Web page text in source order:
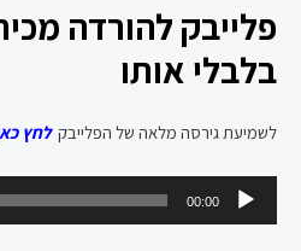
פלייבק להורדה
בלבלי אותו
לשמיעת גירסה מלאה של הפלייבק לחץ
אודיו
00:00